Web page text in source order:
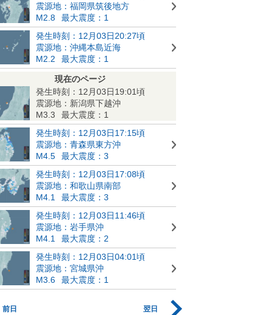
震源地：福岡県筑後地方
M2.8
最大震度：1
発生時刻：12月03日20:27頃
震源地：沖縄本島近海
M2.2
最大震度：1
現在のページ
発生時刻：12月03日19:01頃
震源地：新潟県下越沖
M3.3
最大震度：1
発生時刻：12月03日17:15頃
震源地：青森県東方沖
M4.5
最大震度：3
発生時刻：12月03日17:08頃
震源地：和歌山県南部
M4.1
最大震度：3
発生時刻：12月03日11:46頃
震源地：岩手県沖
M4.1
最大震度：2
発生時刻：12月03日04:01頃
震源地：宮城県沖
M3.6
最大震度：1
前日 翌日